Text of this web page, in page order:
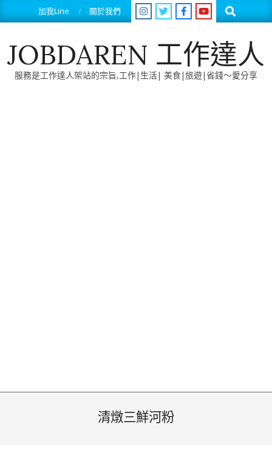
to
加我Line 關於我們 Search
JOBDAREN 工作達人
服務是工作達人架站的宗旨,工作|生活| 美食|旅遊|省錢～愛分享
清燉三鮮河粉